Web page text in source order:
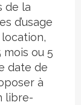
de la
d’usage
mois ou 5
date de
à
libre-